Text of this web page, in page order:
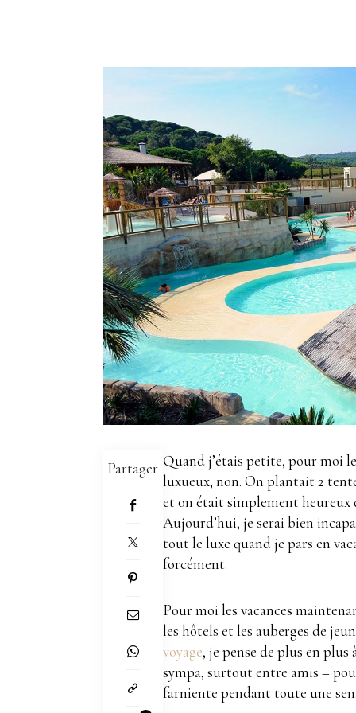
Partager Quand j’étais petite, pour moi
luxueux, non. On plantait 2
et on était simplement heureux
Aujourd’hui, je serai bien
tout le luxe quand je pars en
forcément.
Pour moi les vacances
les hôtels et les auberges de
voyage, je pense de plus en plus
sympa, surtout entre amis –
farniente pendant toute une